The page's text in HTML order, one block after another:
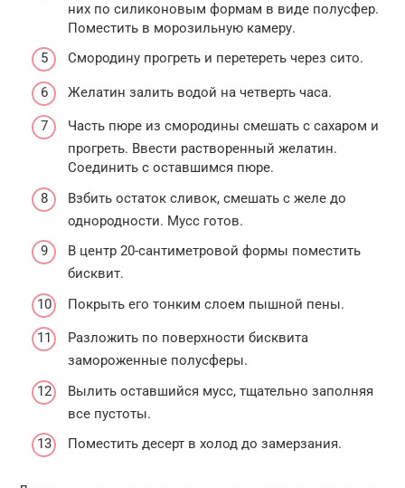
них по силиконовым формам в виде полусфер.
Поместить в морозильную камеру.
Смородину прогреть и перетереть через сито.
Желатин залить водой на четверть часа.
Часть пюре из смородины смешать с сахаром и
прогреть. Ввести растворенный желатин.
Соединить с оставшимся пюре.
Взбить остаток сливок, смешать с желе до
однородности. Мусс готов.
В центр 20-сантиметровой формы поместить
бисквит.
Покрыть его тонким слоем пышной пены.
Разложить по поверхности бисквита
замороженные полусферы.
Вылить оставшийся мусс, тщательно заполняя
все пустоты.
Поместить десерт в холод до замерзания.